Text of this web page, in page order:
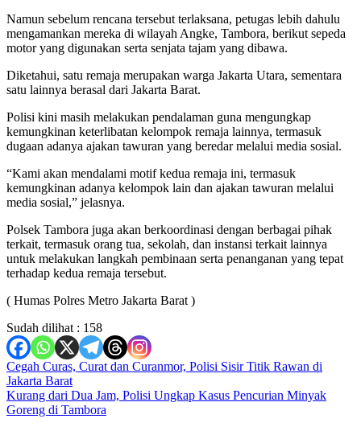
Namun sebelum rencana tersebut terlaksana, petugas lebih dahulu
mengamankan mereka di wilayah Angke, Tambora, berikut sepeda
motor yang digunakan serta senjata tajam yang dibawa.
Diketahui, satu remaja merupakan warga Jakarta Utara, sementara
satu lainnya berasal dari Jakarta Barat.
Polisi kini masih melakukan pendalaman guna mengungkap
kemungkinan keterlibatan kelompok remaja lainnya, termasuk
dugaan adanya ajakan tawuran yang beredar melalui media sosial.
“Kami akan mendalami motif kedua remaja ini, termasuk
kemungkinan adanya kelompok lain dan ajakan tawuran melalui
media sosial,” jelasnya.
Polsek Tambora juga akan berkoordinasi dengan berbagai pihak
terkait, termasuk orang tua, sekolah, dan instansi terkait lainnya
untuk melakukan langkah pembinaan serta penanganan yang tepat
terhadap kedua remaja tersebut.
( Humas Polres Metro Jakarta Barat )
Sudah dilihat : 158
Navigasi
pos
Cegah Curas, Curat dan Curanmor, Polisi Sisir Titik Rawan di
Jakarta Barat
Kurang dari Dua Jam, Polisi Ungkap Kasus Pencurian Minyak
Goreng di Tambora